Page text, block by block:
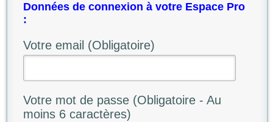
Données de connexion à votre Espace Pro
:
Votre email (Obligatoire)
Votre mot de passe (Obligatoire - Au
moins 6 caractères)